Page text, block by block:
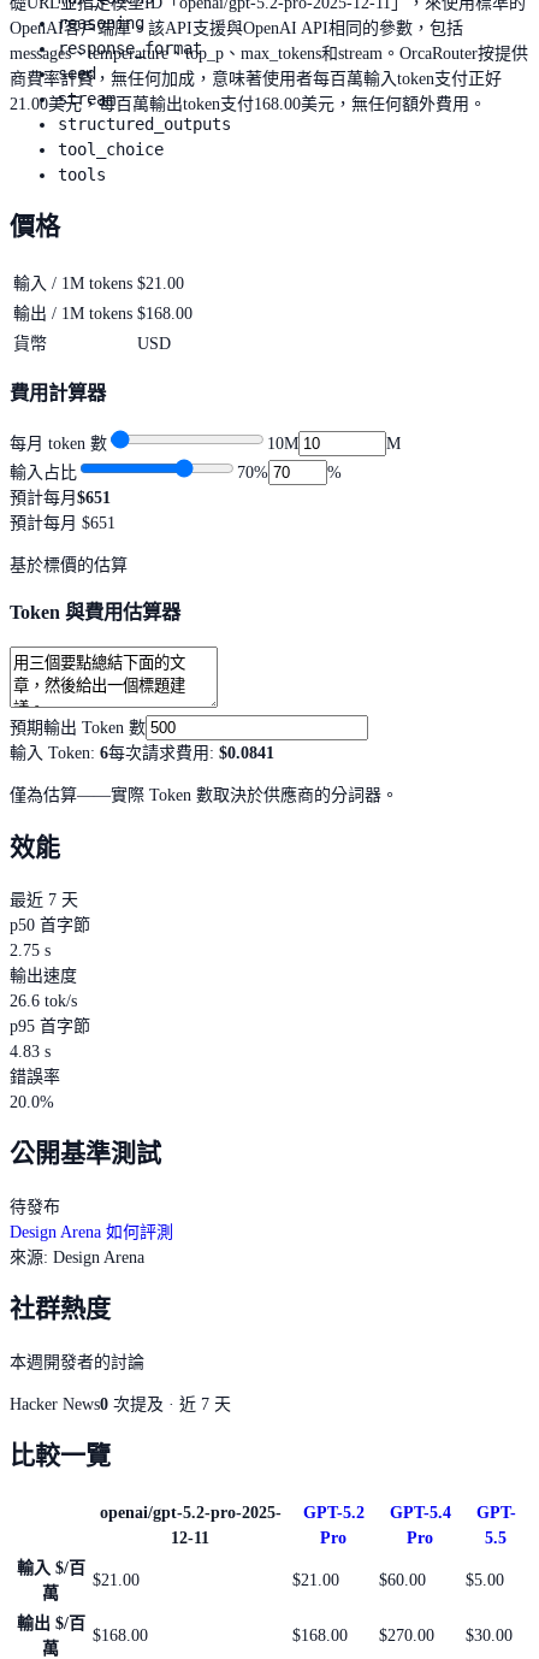
OpenAI客戶端庫。該API支援與OpenAI API相同的參數，包括
messages、temperature、top_p、max_tokens和stream。OrcaRouter按提供
商費率計費，無任何加成，意味著使用者每百萬輸入token支付正好
21.00美元，每百萬輸出token支付168.00美元，無任何額外費用。
reasoning
response_format
seed
stream
structured_outputs
tool_choice
tools
價格
輸入 / 1M tokens $21.00
輸出 / 1M tokens $168.00
貨幣
USD
費用計算器
每月 token 數 10M
M
輸入占比
70%
%
預計每月 $651
預計每月 $651
基於標價的估算
Token 與費用估算器
預期輸出 Token 數
輸入 Token: 6每次請求費用 : $0.0841
僅為估算——實際 Token 數取決於供應商的分詞器。
效能
最近 7 天
p50 首字節
2.75 s
輸出速度
26.6 tok/s
p95 首字節
4.83 s
錯誤率
20.0%
公開基準測試
待發布
Design Arena 如何評測
來源: Design Arena
社群熱度
本週開發者的討論
Hacker News0 次提及 · 近 7 天
比較一覽
openai/gpt-5.2-pro-2025-
12-11
GPT-5.2
Pro
GPT-5.4
Pro
GPT-
5.5
輸入 $/百
萬
$21.00 $21.00 $60.00 $5.00
輸出 $/百
萬
$168.00 $168.00 $270.00 $30.00